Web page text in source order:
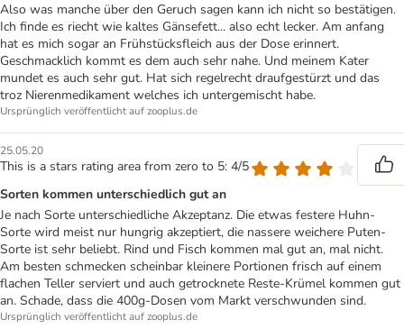
Also was manche über den Geruch sagen kann ich nicht so bestätigen.
Ich finde es riecht wie kaltes Gänsefett... also echt lecker. Am anfang
hat es mich sogar an Frühstücksfleich aus der Dose erinnert.
Geschmacklich kommt es dem auch sehr nahe. Und meinem Kater
mundet es auch sehr gut. Hat sich regelrecht draufgestürzt und das
troz Nierenmedikament welches ich untergemischt habe.
Ursprünglich veröffentlicht auf zooplus.de
25.05.20
This is a stars rating area from zero to 5: 4/5
Sorten kommen unterschiedlich gut an
Je nach Sorte unterschiedliche Akzeptanz. Die etwas festere Huhn-
Sorte wird meist nur hungrig akzeptiert, die nassere weichere Puten-
Sorte ist sehr beliebt. Rind und Fisch kommen mal gut an, mal nicht.
Am besten schmecken scheinbar kleinere Portionen frisch auf einem
flachen Teller serviert und auch getrocknete Reste-Krümel kommen gut
an. Schade, dass die 400g-Dosen vom Markt verschwunden sind.
Ursprünglich veröffentlicht auf zooplus.de